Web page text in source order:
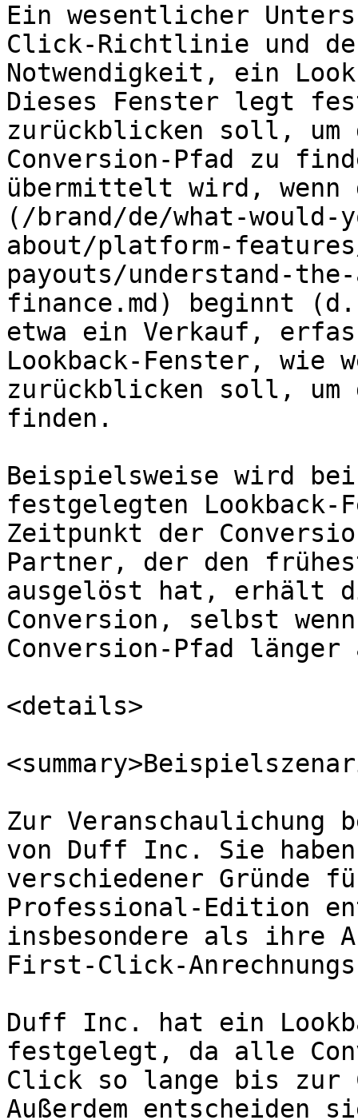
Ein wesentlicher
Click-Richtlinie und
Notwendigkeit, ein
Dieses Fenster legt
zurückblicken soll, um
Conversion-Pfad zu
übermittelt wird, wenn
(/brand/de/what-
about/platform-
payouts/understand-
finance.md) beginnt
etwa ein Verkauf,
Lookback-Fenster, wie
zurückblicken soll, um
finden.
Beispielsweise wird bei
festgelegten Lookback-
Zeitpunkt der
Partner, der den
ausgelöst hat, erhält
Conversion, selbst
Conversion-Pfad
<details>
Zur Veranschaulichung
von Duff Inc. Sie
verschiedener Gründe
Professional-Edition
insbesondere als ihre
First-Click-
Duff Inc. hat ein
festgelegt, da alle
Click so lange bis zur
Außerdem